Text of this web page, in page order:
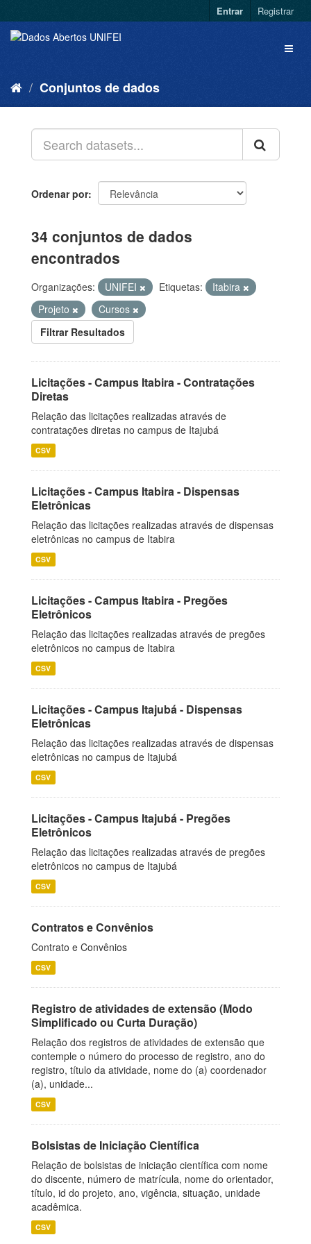
Entrar Registrar
Conjuntos de dados
Ordenar por
34 conjuntos de dados
encontrados
Organizações: UNIFEI Etiquetas:
Itabira
Projeto
Cursos
Filtrar Resultados
Licitações - Campus Itabira - Contratações
Diretas
Relação das licitações realizadas através de
contratações diretas no campus de Itajubá
CSV
Licitações - Campus Itabira - Dispensas
Eletrônicas
Relação das licitações realizadas através de dispensas
eletrônicas no campus de Itabira
CSV
Licitações - Campus Itabira - Pregões
Eletrônicos
Relação das licitações realizadas através de pregões
eletrônicos no campus de Itabira
CSV
Licitações - Campus Itajubá - Dispensas
Eletrônicas
Relação das licitações realizadas através de dispensas
eletrônicas no campus de Itajubá
CSV
Licitações - Campus Itajubá - Pregões
Eletrônicos
Relação das licitações realizadas através de pregões
eletrônicos no campus de Itajubá
CSV
Contratos e Convênios
Contrato e Convênios
CSV
Registro de atividades de extensão (Modo
Simplificado ou Curta Duração)
Relação dos registros de atividades de extensão que
contemple o número do processo de registro, ano do
registro, título da atividade, nome do (a) coordenador
(a), unidade...
CSV
Bolsistas de Iniciação Científica
Relação de bolsistas de iniciação científica com nome
do discente, número de matrícula, nome do orientador,
título, id do projeto, ano, vigência, situação, unidade
acadêmica.
CSV